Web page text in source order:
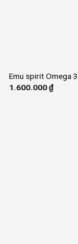
Emu spirit Omega
1.600.000₫